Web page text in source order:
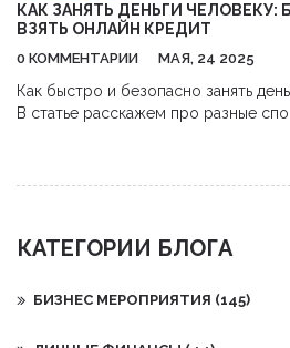
КАК ЗАНЯТЬ ДЕНЬГИ ЧЕЛОВЕКУ:
ВЗЯТЬ ОНЛАЙН КРЕДИТ
0 КОММЕНТАРИИ МАЯ, 24 2025
Как быстро и безопасно занять
В статье расскажем про разные
ситуации. Статья поможет быстро
КАТЕГОРИИ БЛОГА
БИЗНЕС МЕРОПРИЯТИЯ (145)